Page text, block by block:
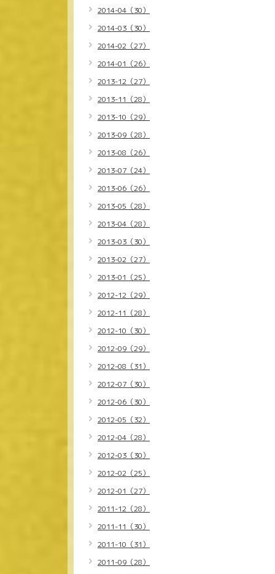
2014-04（30）
2014-03（30）
2014-02（27）
2014-01（26）
2013-12（27）
2013-11（28）
2013-10（29）
2013-09（28）
2013-08（26）
2013-07（24）
2013-06（26）
2013-05（28）
2013-04（28）
2013-03（30）
2013-02（27）
2013-01（25）
2012-12（29）
2012-11（28）
2012-10（30）
2012-09（29）
2012-08（31）
2012-07（30）
2012-06（30）
2012-05（32）
2012-04（28）
2012-03（30）
2012-02（25）
2012-01（27）
2011-12（28）
2011-11（30）
2011-10（31）
2011-09（28）